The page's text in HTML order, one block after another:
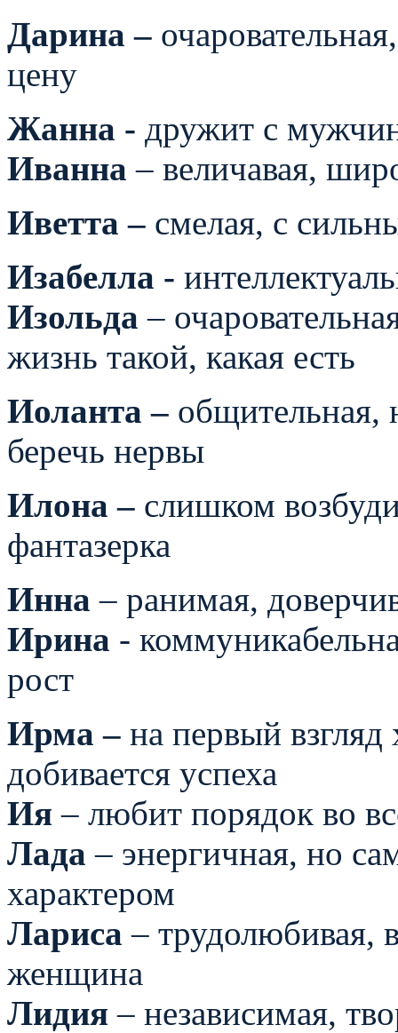
Дарина –
цену
Жанна - дружит с
Иванна – величавая,
Иветта – смелая, с
Изабелла -
Изольда –
жизнь такой, какая есть
Иоланта – общительная,
беречь нервы
Илона – слишком
фантазерка
Инна – ранимая,
Ирина -
рост
Ирма – на первый
добивается успеха
Ия – любит порядок во
Лада – энергичная, но
характером
Лариса – трудолюбивая,
женщина
Лидия – независимая,